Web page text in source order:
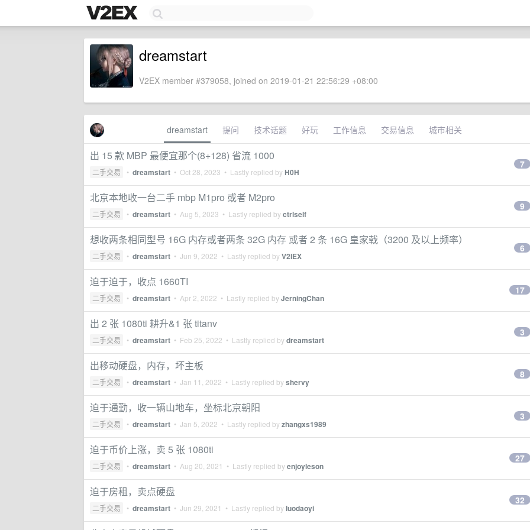
dreamstart
V2EX member #379058, joined on 2019-01-21 22:56:29 +08:00
dreamstart 提问 技术话题 好玩 工作信息 交易信息 城市相关
出 15 款 MBP 最便宜那个(8+128) 省流 1000
二手交易 • dreamstart • Oct 28, 2023 • Lastly replied byH0H
7
北京本地收一台二手 mbp M1pro 或者 M2pro
二手交易 • dreamstart • Aug 5, 2023 • Lastly replied byctrlself
9
想收两条相同型号 16G 内存或者两条 32G 内存 或者 2 条 16G 皇家戟（3200 及以上频率）
二手交易 • dreamstart • Jun 9, 2022 • Lastly replied byV2IEX
6
迫于迫于，收点 1660TI
二手交易 • dreamstart • Apr 2, 2022 • Lastly replied byJerningChan
17
出 2 张 1080ti 耕升&1 张 titanv
二手交易 • dreamstart • Feb 25, 2022 • Lastly replied bydreamstart
3
出移动硬盘，内存，坏主板
二手交易 • dreamstart • Jan 11, 2022 • Lastly replied byshervy
8
迫于通勤，收一辆山地车，坐标北京朝阳
二手交易 • dreamstart • Jan 5, 2022 • Lastly replied byzhangxs1989
3
迫于币价上涨，卖 5 张 1080ti
二手交易 • dreamstart • Aug 20, 2021 • Lastly replied byenjoyleson
27
迫于房租，卖点硬盘
二手交易 • dreamstart • Jun 29, 2021 • Lastly replied byluodaoyi
32